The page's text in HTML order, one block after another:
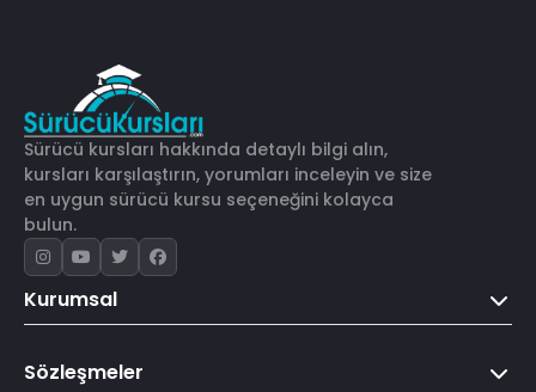
Sürücü kursları hakkında detaylı bilgi alın,
kursları karşılaştırın, yorumları inceleyin ve size
en uygun sürücü kursu seçeneğini kolayca
bulun.
Kurumsal
Sözleşmeler